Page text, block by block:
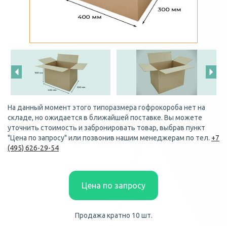
На данный момент этого типоразмера гофрокороба нет на
складе, но ожидается в ближайшей поставке. Вы можете
уточнить стоимость и забронировать товар, выбрав пункт
"Цена по запросу" или позвонив нашим менеджерам по тел. +7
(495) 626-29-54
Цена по запросу
Продажа кратно 10 шт.